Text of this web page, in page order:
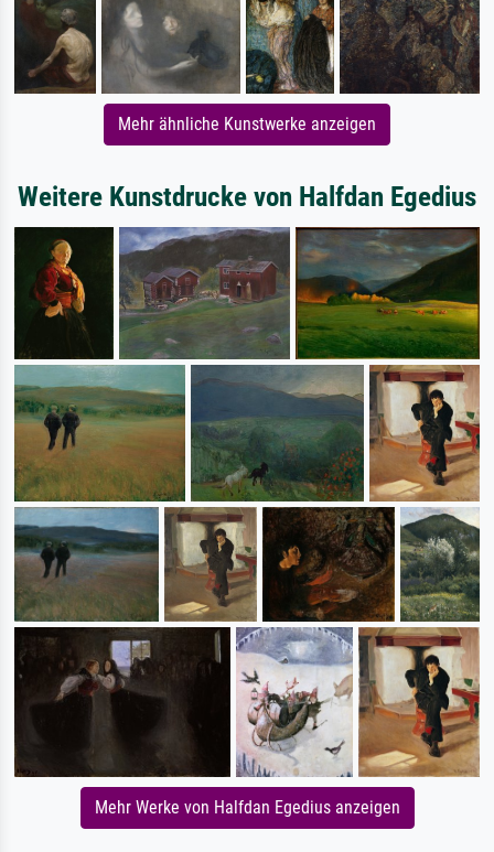
Mehr ähnliche Kunstwerke anzeigen
Weitere Kunstdrucke von Halfdan Egedius
Mehr Werke von Halfdan Egedius anzeigen